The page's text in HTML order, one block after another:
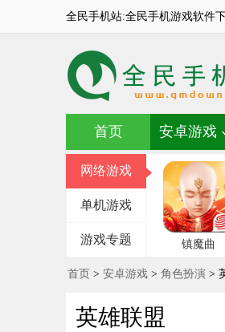
全民手机站:全民手机游戏软件
首页 安卓游戏
网络游戏
单机游戏
游戏专题 镇魔曲
首页 > 安卓游戏 > 角色扮演 >
英雄联盟